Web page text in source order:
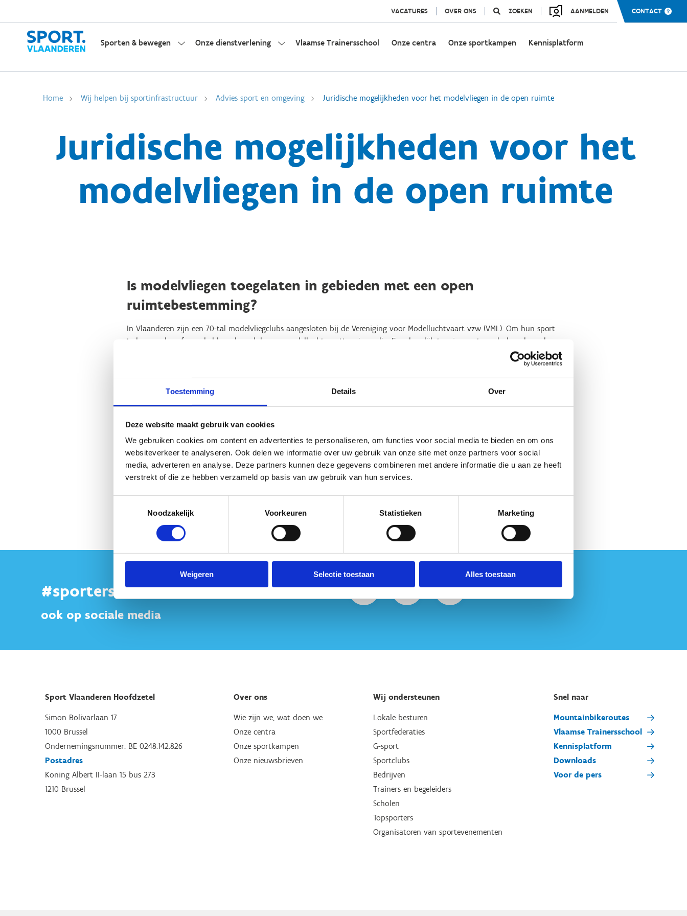
Toestemming Details Over
Deze website maakt gebruik van cookies
We gebruiken cookies om content en advertenties te personaliseren, om functies voor social media te bieden en om ons
websiteverkeer te analyseren. Ook delen we informatie over uw gebruik van onze site met onze partners voor social
media, adverteren en analyse. Deze partners kunnen deze gegevens combineren met andere informatie die u aan ze heeft
verstrekt of die ze hebben verzameld op basis van uw gebruik van hun services.
Noodzakelijk
Voorkeuren Statistieken Marketing
Weigeren Selectie toestaan Alles toestaan
VACATURES OVER ONS ZOEKEN AANMELDEN CONTACT
Sporten & bewegen Onze dienstverlening Vlaamse Trainersschool Onze centra Onze sportkampen Kennisplatform
Home Wij helpen bij sportinfrastructuur Advies sport en omgeving Juridische mogelijkheden voor het modelvliegen in de open ruimte
Juridische mogelijkheden voor het
modelvliegen in de open ruimte
Is modelvliegen toegelaten in gebieden met een open
ruimtebestemming?
In Vlaanderen zijn een 70-tal modelvliegclubs aangesloten bij de Vereniging voor Modelluchtvaart vzw (VML). Om hun sport
te kunnen beoefenen, hebben deze clubs een modelluchtvaartterrein nodig. Een dergelijk terrein moet goedgekeurd worden
door het Directoraat Generaal van de Luchtvaart (DGLV). Bij deze erkenning wordt er o.a. rekening gehouden met de
Modelvliegen is een recreatieve activiteit. Door o.a. de verschillende afstandsregels van DGLV is het geen evidentie om
terreinen te vinden die gelegen zijn in recreatiegebied. Deze recreatiegebieden bevinden zich dan ook vaak in de omgeving
van bebouwd weefsel.
Uit onderzoek uit 2016 van Sport Vlaanderen i.s.m. de VML bleek dat 73% van de modelluchtvaartterreinen in Vlaanderen
gelegen zijn in agrarisch gebied. Sport Vlaanderen heeft de laatste jaren ook al verschillende vragen gekregen van
modelvliegclubs over deze stedenbouwkundige problematiek.
Het Departement Omgeving heeft daarom een overzicht gemaakt van de juridische mogelijkheden voor het modelvliegen in
Lees het document opgesteld door het departement Omgeving
#sportersbelevenmeer
ook op sociale media
Sport Vlaanderen Hoofdzetel
Simon Bolivarlaan 17
1000 Brussel
Ondernemingsnummer: BE 0248.142.826
Postadres
Koning Albert II-laan 15 bus 273
1210 Brussel
Over ons
Wie zijn we, wat doen we
Onze centra
Onze sportkampen
Onze nieuwsbrieven
Wij ondersteunen
Lokale besturen
Sportfederaties
G-sport
Sportclubs
Bedrijven
Trainers en begeleiders
Scholen
Topsporters
Organisatoren van sportevenementen
Snel naar
Mountainbikeroutes
Vlaamse Trainersschool
Kennisplatform
Downloads
Voor de pers